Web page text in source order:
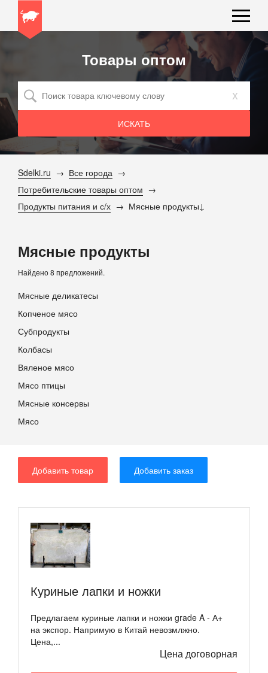
Товары оптом
x
Sdelki.ru
Все города
Потребительские товары оптом
Продукты питания и с/х
Мясные продукты
Мясные продукты
Найдено 8 предложений.
Мясные деликатесы
Копченое мясо
Субпродукты
Колбасы
Вяленое мясо
Мясо птицы
Мясные консервы
Мясо
Добавить товар Добавить заказ
Куриные лапки и ножки
Предлагаем куриные лапки и ножки grade A - А+
на экспор. Напримую в Китай невозмлжно.
Цена,...
Цена договорная